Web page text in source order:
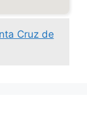
Cruz de